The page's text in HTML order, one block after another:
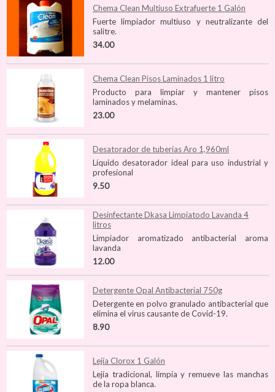
Chema Clean Multiuso Extrafuerte 1 Galón
Fuerte limpiador multiuso y neutralizante del
salitre.
34.00
Chema Clean Pisos Laminados 1 litro
Producto para limpiar y mantener pisos
laminados y melaminas.
23.00
Desatorador de tuberías Aro 1,960ml
Líquido desatorador ideal para uso industrial y
profesional
9.50
Desinfectante Dkasa Limpiatodo Lavanda 4
litros
Limpiador aromatizado antibacterial aroma
lavanda
12.00
Detergente Opal Antibacterial 750g
Detergente en polvo granulado antibacterial que
elimina el virus causante de Covid-19.
8.90
Lejía Clorox 1 Galón
Lejía tradicional, limpia y remueve las manchas
de la ropa blanca.